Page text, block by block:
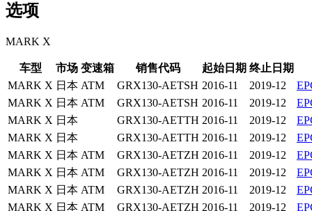
选项
MARK X
车型 市场 变速箱 销售代码 起始日期 终止日期
MARK X 日本 ATM GRX130-AETSH 2016-11 2019-12
MARK X 日本 ATM GRX130-AETSH 2016-11 2019-12
MARK X 日本 GRX130-AETTH 2016-11 2019-12
MARK X 日本 GRX130-AETTH 2016-11 2019-12
MARK X 日本 ATM GRX130-AETZH 2016-11 2019-12
MARK X 日本 ATM GRX130-AETZH 2016-11 2019-12
MARK X 日本 ATM GRX130-AETZH 2016-11 2019-12
MARK X 日本 ATM GRX130-AETZH 2016-11 2019-12